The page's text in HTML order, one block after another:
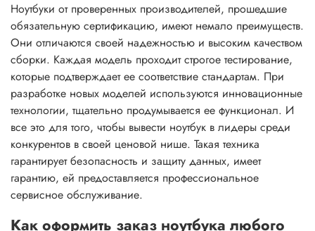
Ноутбуки от проверенных производителей, прошедшие
обязательную сертификацию, имеют немало преимуществ.
Они отличаются своей надежностью и высоким качеством
сборки. Каждая модель проходит строгое тестирование,
которые подтверждает ее соответствие стандартам. При
разработке новых моделей используются инновационные
технологии, тщательно продумывается ее функционал. И
все это для того, чтобы вывести ноутбук в лидеры среди
конкурентов в своей ценовой нише. Такая техника
гарантирует безопасность и защиту данных, имеет
гарантию, ей предоставляется профессиональное
сервисное обслуживание.
Как оформить заказ ноутбука любого